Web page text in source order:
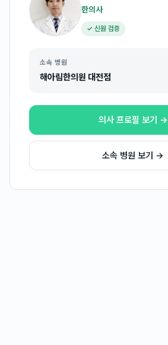
한의사
✓ 신원 검증
소속 병원
해아림한의원 대전점
의사 프로필 보기 →
소속 병원 보기 →